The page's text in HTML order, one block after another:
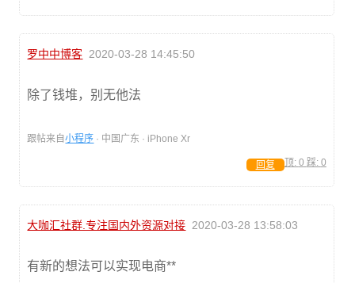
罗中中博客 2020-03-28 14:45:50
除了钱堆，别无他法
跟帖来自小程序 · 中国广东 · iPhone Xr
顶: 0 踩: 0
回复
大咖汇社群.专注国内外资源对接 2020-03-28 13:58:03
有新的想法可以实现电商**